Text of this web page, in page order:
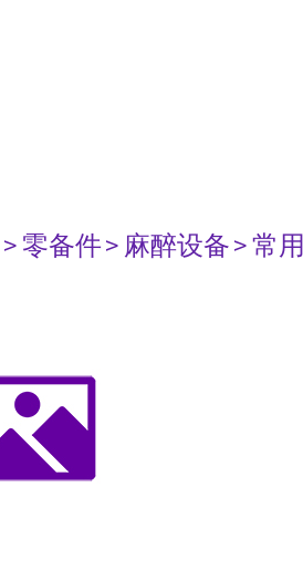
> 零备件> 麻醉设备> 常